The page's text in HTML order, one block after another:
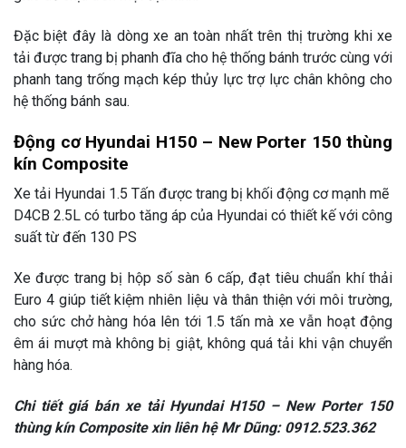
Đặc biệt đây là dòng xe an toàn nhất trên thị trường khi xe
tải được trang bị phanh đĩa cho hệ thống bánh trước cùng với
phanh tang trống mạch kép thủy lực trợ lực chân không cho
hệ thống bánh sau.
Động cơ Hyundai H150 – New Porter 150 thùng
kín Composite
Xe tải Hyundai 1.5 Tấn được trang bị khối động cơ mạnh mẽ
D4CB 2.5L có turbo tăng áp của Hyundai có thiết kế với công
suất từ đến 130 PS
Xe được trang bị hộp số sàn 6 cấp, đạt tiêu chuẩn khí thải
Euro 4 giúp tiết kiệm nhiên liệu và thân thiện với môi trường,
cho sức chở hàng hóa lên tới 1.5 tấn mà xe vẫn hoạt động
êm ái mượt mà không bị giật, không quá tải khi vận chuyển
hàng hóa.
Chi tiết giá bán xe tải Hyundai H150 – New Porter 150
thùng kín Composite xin liên hệ Mr Dũng: 0912.523.362